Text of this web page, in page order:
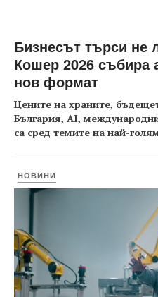
Бизнесът търси не
Кошер 2026 събира
нов формат
Цените на храните,
България, AI,
са сред темите на най-
НОВИНИ